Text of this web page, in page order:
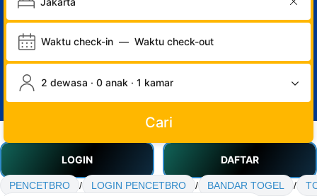
Waktu check-in — Waktu check-out
2 dewasa · 0 anak · 1 kamar
Cari
LOGIN DAFTAR
PENCETBRO / LOGIN PENCETBRO / BANDAR TOGEL /